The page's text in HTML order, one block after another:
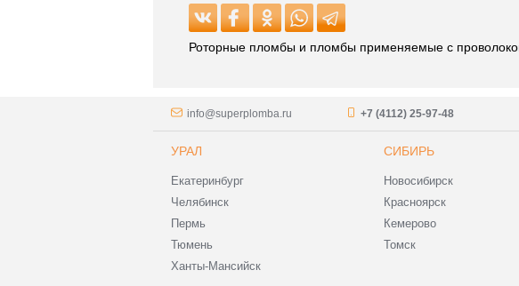
Роторные пломбы и пломбы применяемые с
info@superplomba.ru +7 (4112) 25-97-48
УРАЛ
Екатеринбург
Челябинск
Пермь
Тюмень
Ханты-Мансийск
СИБИРЬ
Новосибирск
Красноярск
Кемерово
Томск